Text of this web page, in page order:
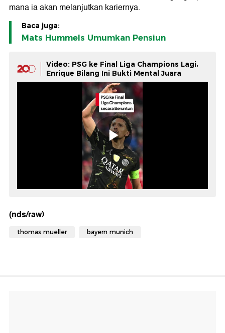
mana ia akan melanjutkan kariernya.
Baca juga:
Mats Hummels Umumkan Pensiun
Video: PSG ke Final Liga Champions Lagi,
Enrique Bilang Ini Bukti Mental Juara
(nds/raw)
thomas mueller bayern munich